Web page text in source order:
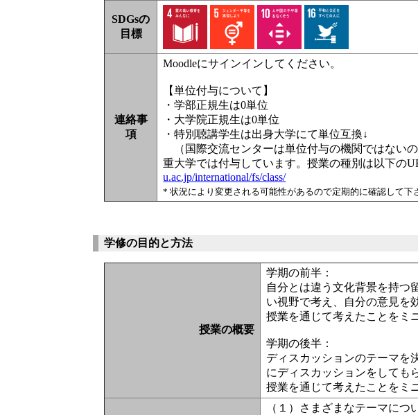
SDGsの
目標
連絡事
項
Moodleにサインインしてください。
【単位付与について】
・学部正規生は0単位
・大学院正規生は0単位
・特別聴講学生は出身大学にて単位互換↓
（国際交流センターは単位付与の機関ではない
重大学では付与しています。授業の種別は以下の
u.ac.jp/international/fs/class/
* 状況により変更される可能性があるので定期的に確認して下
学修の目的と方法
授業の概要
学期の前半：
自分とは違う文化背景を持つ
い視野で考え、自分の意見を
授業を通じて考えたことをミ
学期の後半：
ディスカッションのテーマを
にディスカッションをしても
授業を通じて考えたことをミ
（１）さまざまなテーマにつ